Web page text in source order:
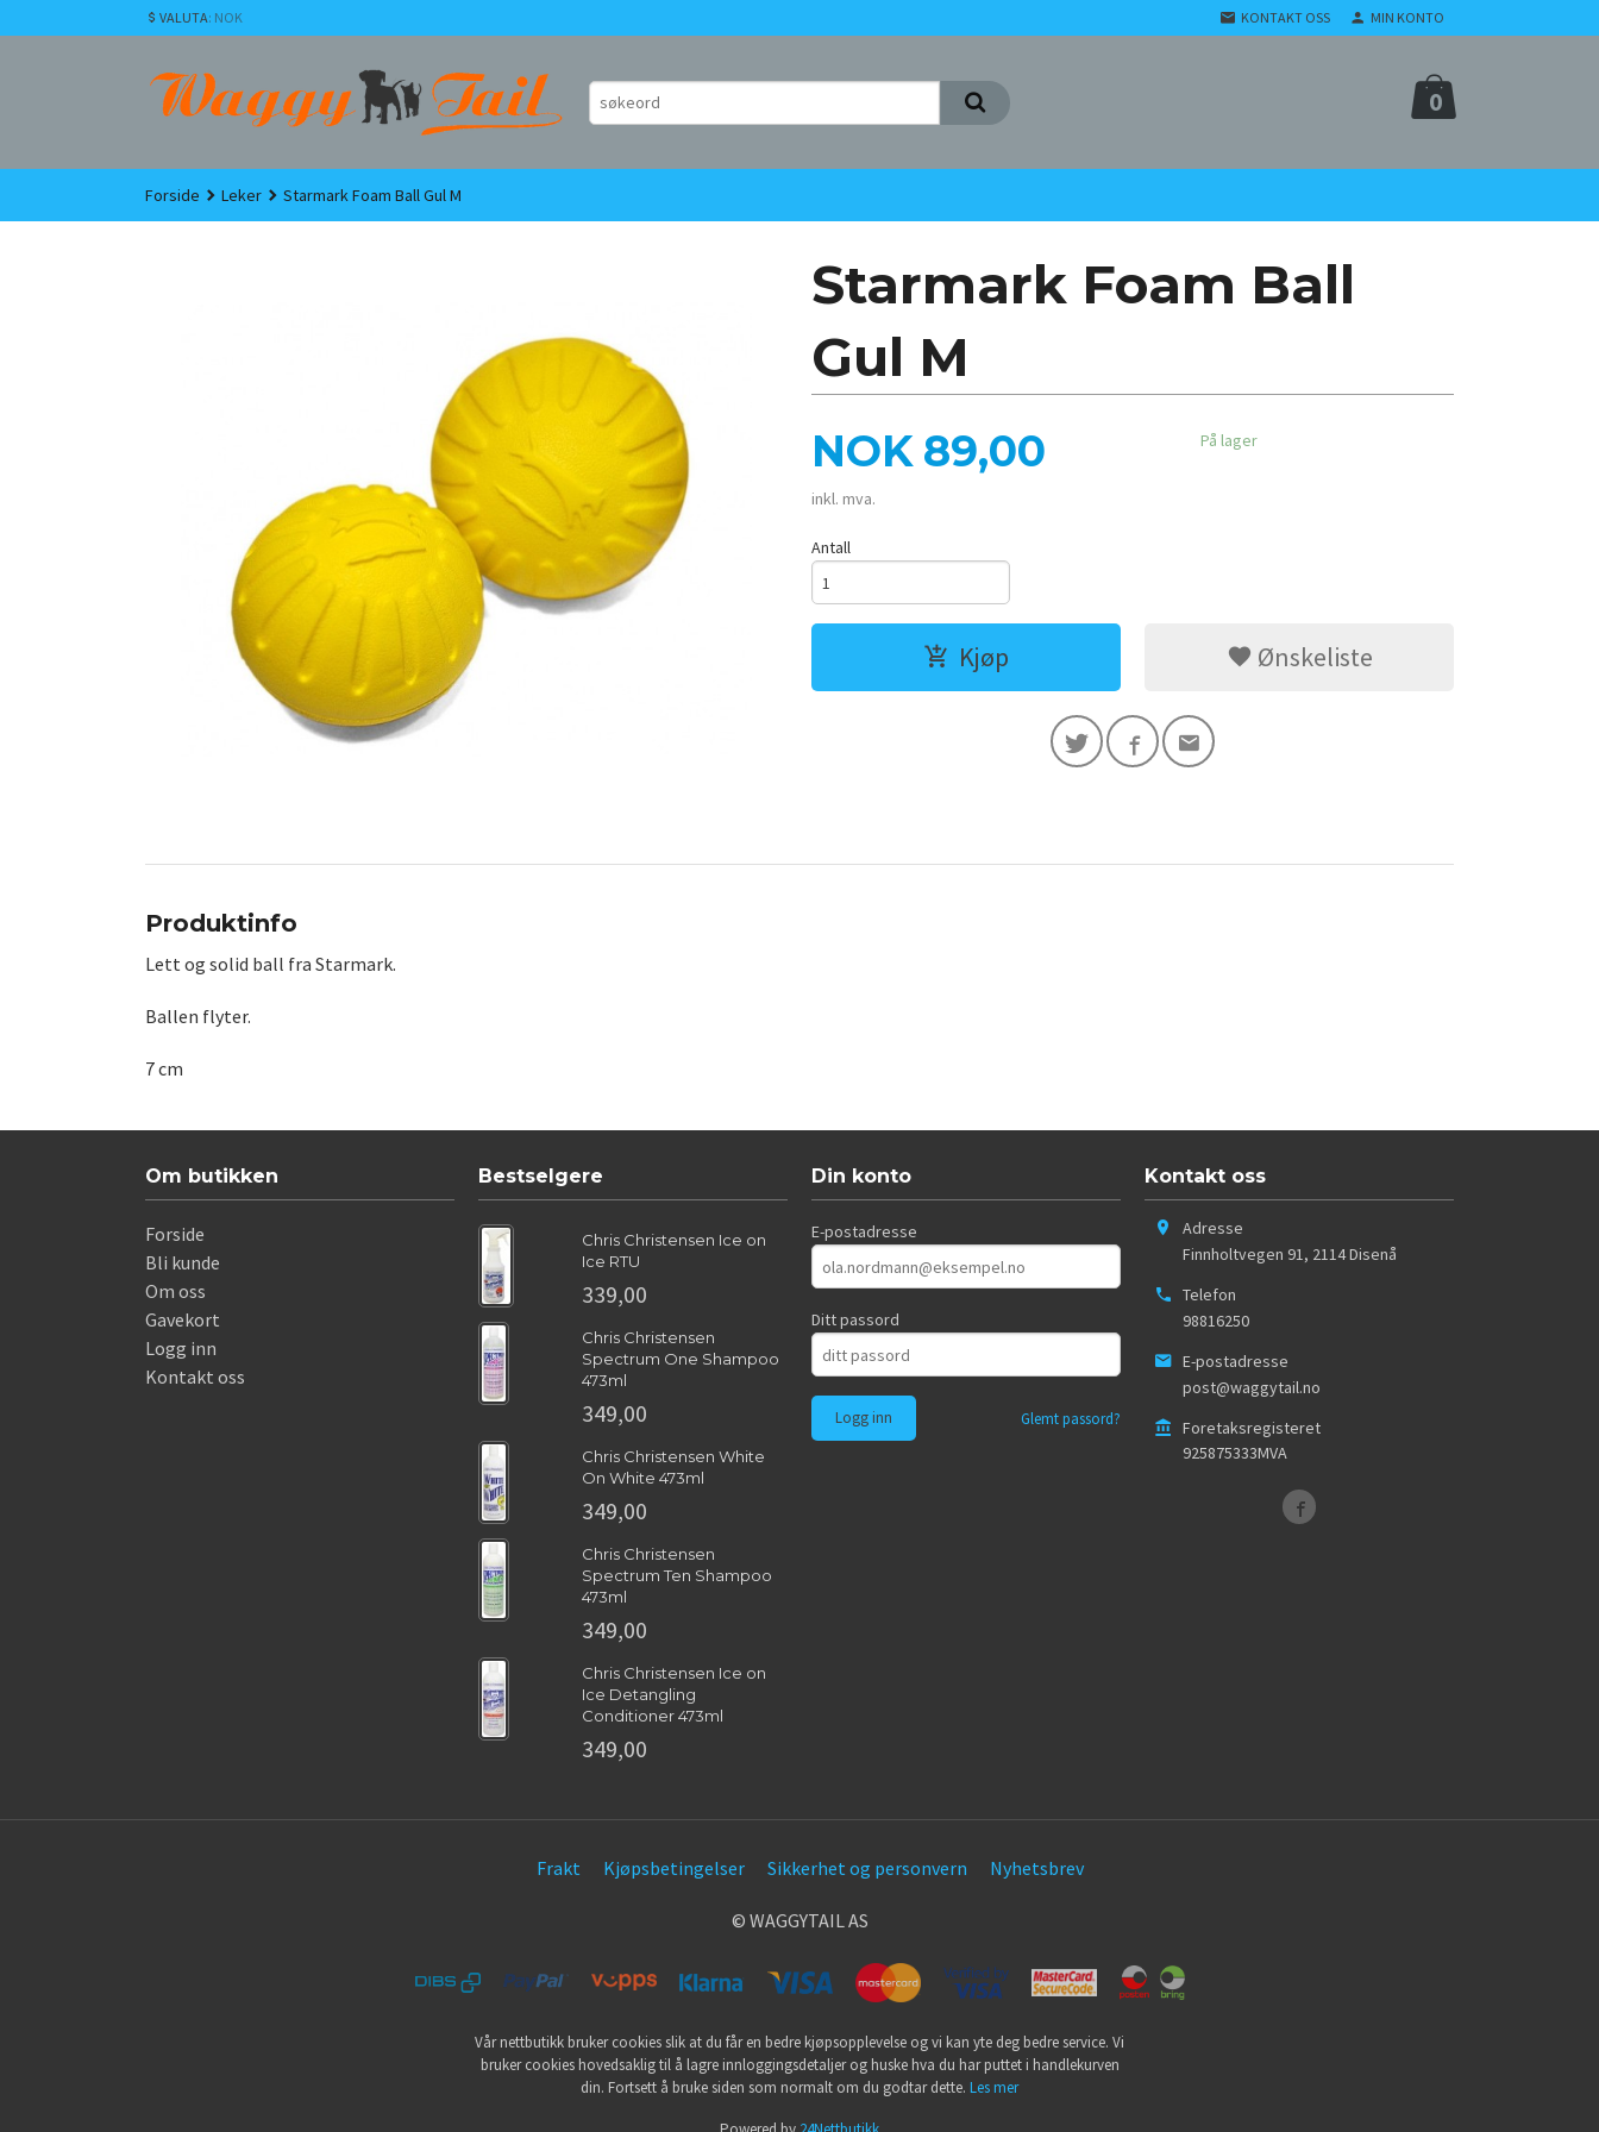
til
VALUTA: NOK KONTAKT OSS MIN KONTO
0
Forside Leker Starmark Foam Ball Gul M
Starmark Foam Ball
Gul M
Pris
NOK 89,00
inkl. mva.
På lager
Antall
Kjøp Ønskeliste
Produktinfo
Lett og solid ball fra Starmark.
Ballen flyter.
7 cm
Om butikken
Forside
Bli kunde
Om oss
Gavekort
Logg inn
Kontakt oss
Bestselgere
Chris Christensen Ice on
Ice RTU
339,00
Chris Christensen
Spectrum One Shampoo
473ml
349,00
Chris Christensen White
On White 473ml
349,00
Chris Christensen
Spectrum Ten Shampoo
473ml
349,00
Chris Christensen Ice on
Ice Detangling
Conditioner 473ml
349,00
Din konto
E-postadresse
Ditt passord
Glemt passord?
Kontakt oss
Adresse
Finnholtvegen 91, 2114Disenå
Telefon
98816250
E-postadresse
post@waggytail.no
Foretaksregisteret
925875333MVA
Frakt Kjøpsbetingelser Sikkerhet og personvern Nyhetsbrev
© WAGGYTAIL AS
Vår nettbutikk bruker cookies slik at du får en bedre kjøpsopplevelse og vi kan yte deg bedre service. Vi
bruker cookies hovedsaklig til å lagre innloggingsdetaljer og huske hva du har puttet i handlekurven
din. Fortsett å bruke siden som normalt om du godtar dette. Les mer